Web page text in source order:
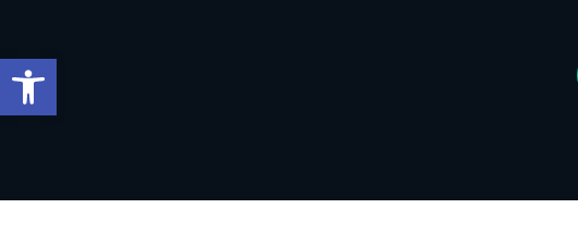
Barra de Ferramentas Aberta